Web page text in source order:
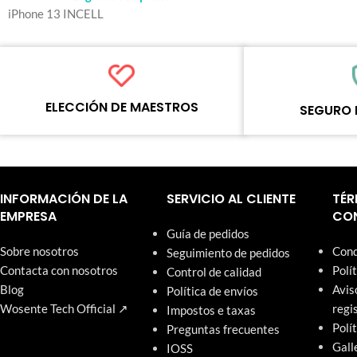
iPhone 13 INCELL
Shipping Method：
Quality Control：
Tested by
ELECCIÓN DE MAESTROS
las necesidades comerciales diarias de
reparación.
artículos de nuestro
una garantía de un
INFORMACIÓN DE LA
EMPRESA
Sobre nosotros
Contacta con nosotros
Blog
Wosente Tech Official ↗
SERVICIO AL CLIENTE
Guía de pedidos
Seguimiento de pedidos
Control de calidad
Política de envíos
Impostos e taxas
Preguntas frecuentes
IOSS